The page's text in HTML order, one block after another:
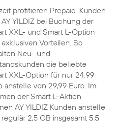
profitieren Prepaid-Kunden
YILDIZ bei Buchung der
XXL- und Smart L-Option
Vorteilen. So
Neu- und
die beliebte
XXL-Option für nur 24,99
anstelle von 29,99 Euro. Im
der Smart L-Aktion
AY YILDIZ Kunden anstelle
2,5 GB insgesamt 5,5